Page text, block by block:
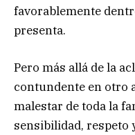
favorablemente
presenta.
Pero más allá de la
contundente en otro
malestar de toda la
sensibilidad, respeto